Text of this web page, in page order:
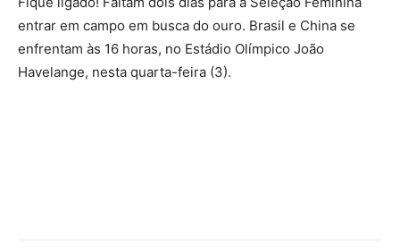
entrar em campo em busca do ouro. Brasil e China se
enfrentam às 16 horas, no Estádio Olímpico João
Havelange, nesta quarta-feira (3).